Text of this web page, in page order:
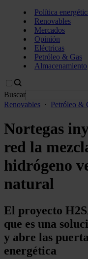
Política
Renovables
Mercados
Opinión
Eléctricas
Petróleo & Gas
Almacenamiento
Buscar
Renovables · Petróleo &
Nortegas
red la
hidrógeno
natural
El proyecto
que es una
y abre las
energética